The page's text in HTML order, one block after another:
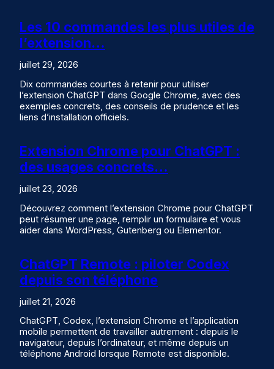
Les 10 commandes les plus utiles de
l’extension…
juillet 29, 2026
Dix commandes courtes à retenir pour utiliser
l’extension ChatGPT dans Google Chrome, avec des
exemples concrets, des conseils de prudence et les
liens d’installation officiels.
Extension Chrome pour ChatGPT :
des usages concrets…
juillet 23, 2026
Découvrez comment l’extension Chrome pour ChatGPT
peut résumer une page, remplir un formulaire et vous
aider dans WordPress, Gutenberg ou Elementor.
ChatGPT Remote : piloter Codex
depuis son téléphone
juillet 21, 2026
ChatGPT, Codex, l’extension Chrome et l’application
mobile permettent de travailler autrement : depuis le
navigateur, depuis l’ordinateur, et même depuis un
téléphone Android lorsque Remote est disponible.